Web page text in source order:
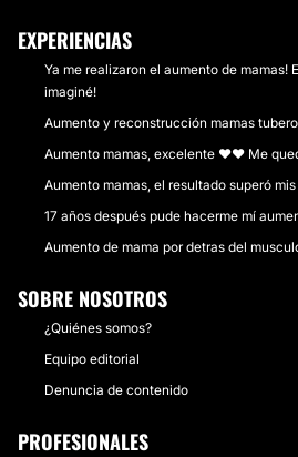
EXPERIENCIAS
Ya me realizaron el aumento de mamas!
imaginé!
Aumento y reconstrucción mamas
Aumento mamas, excelente ❤❤ Me
Aumento mamas, el resultado superó
17 años después pude hacerme mí
Aumento de mama por detras del
SOBRE NOSOTROS
¿Quiénes somos?
Equipo editorial
Denuncia de contenido
PROFESIONALES